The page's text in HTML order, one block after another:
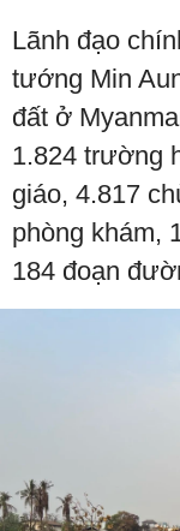
Lãnh đạo
tướng Min
đất ở
1.824 trường
giáo, 4.817
phòng khám,
184 đoạn